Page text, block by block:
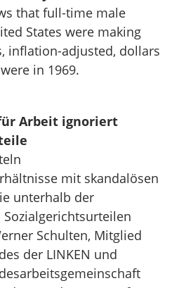
that full-time male
States were making
inflation-adjusted, dollars
in 1969.
Arbeit ignoriert
mit skandalösen
unterhalb der
Schulten, Mitglied
der LINKEN und